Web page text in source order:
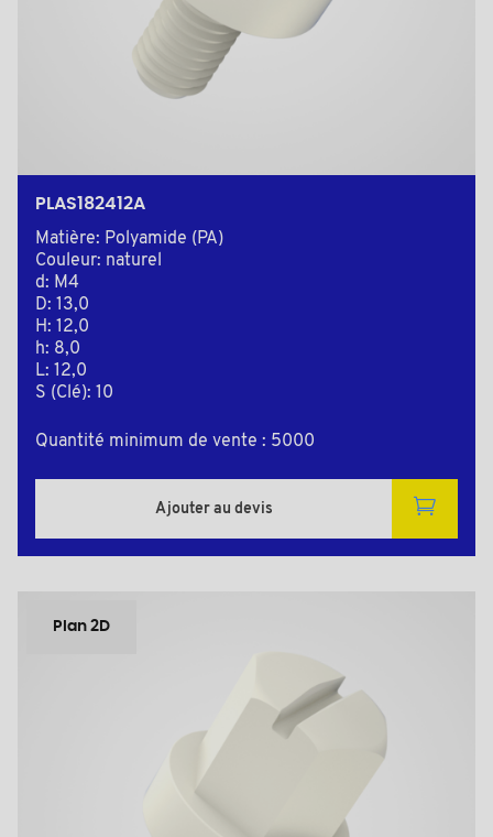
PLAS182412A
Matière: Polyamide (PA)
Couleur: naturel
d: M4
D: 13,0
H: 12,0
h: 8,0
L: 12,0
S (Clé): 10
Quantité minimum de vente : 5000
Ajouter au devis
Plan 2D